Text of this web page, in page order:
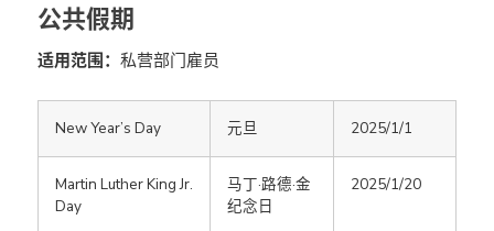
公共假期
适用范围： 私营部门雇员
New Year’s Day 元旦 2025/1/1
Martin Luther King Jr.
Day
马丁·路德·金
纪念日
2025/1/20